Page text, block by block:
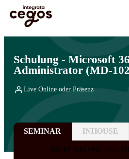
Skip to main content
Sie sind hier:Startseite
Professionelle
>Cloud Computing
Schulung - Microsoft
Administrator (MD-
Live Online oder Präsenz
SEMINAR INHOUSE
DURCHFÜHRUNG